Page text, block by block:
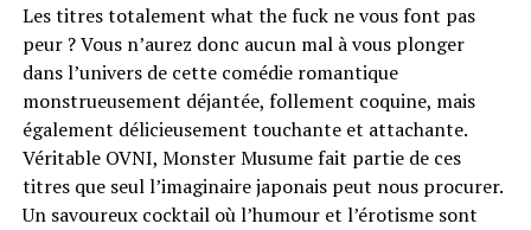
Les titres totalement what the fuck ne vous font pas
peur ? Vous n’aurez donc aucun mal à vous plonger
dans l’univers de cette comédie romantique
monstrueusement déjantée, follement coquine, mais
également délicieusement touchante et attachante.
Véritable OVNI, Monster Musume fait partie de ces
titres que seul l’imaginaire japonais peut nous procurer.
Un savoureux cocktail où l’humour et l’érotisme sont